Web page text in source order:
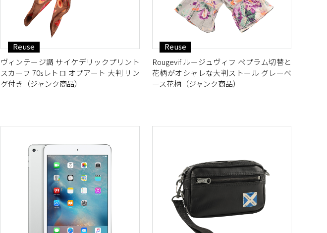
Reuse
ヴィンテージ調 サイケデリックプリント
スカーフ 70sレトロ オプアート 大判 リン
グ付き（ジャンク商品）
Reuse
Rougevif ルージュヴィフ ペプラム切替と
花柄がオシャレな大判ストール グレーベ
ース花柄（ジャンク商品）